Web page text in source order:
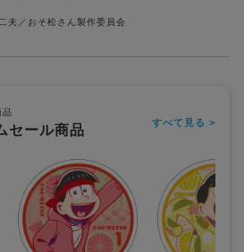
夫／おそ松さん製作委員会
品
セール商品 すべて見る >